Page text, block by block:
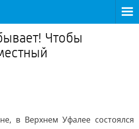
Чтобы
в Верхнем Уфалее состоялся